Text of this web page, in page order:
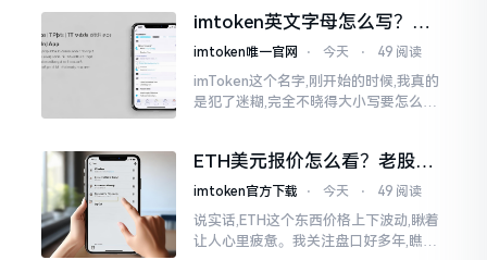
就得去寻觅电脑端的入口。
imtoken英文字母怎么写？正
确拼写看这里
imtoken唯一官网 ⋅ 今天 ⋅ 49 阅读
imToken这个名字,刚开始的时候,我真的
是犯了迷糊,完全不晓得大小写要怎么去
ETH美元报价怎么看？老股民
手把手教你盯盘
imtoken官方下载 ⋅ 今天 ⋅ 49 阅读
说实话,ETH这个东西价格上下波动,瞅着
让人心里疲惫。我关注盘口好多年,瞧见